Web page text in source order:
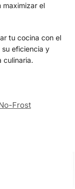
maximizar el
tu cocina con el
eficiencia y
culinaria.
Frost